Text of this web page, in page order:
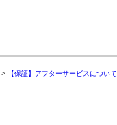
> 【保証】アフターサービスについて